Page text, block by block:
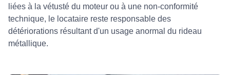
liées à la vétusté du moteur ou à une non-conformité
technique, le locataire reste responsable des
détériorations résultant d'un usage anormal du rideau
métallique.